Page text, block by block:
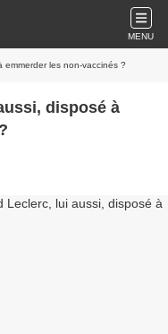
MENU
emmerder les non-vaccinés ?
disposé à